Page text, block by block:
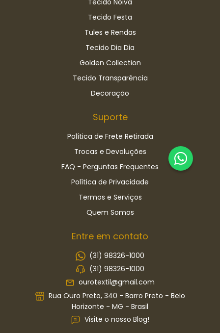
Tecido Festa
Tules e Rendas
Tecido Dia Dia
Golden Collection
Tecido Transparência
Decoração
Suporte
Política de Frete Retirada
Trocas e Devoluções
FAQ - Perguntas Frequentes
Política de Privacidade
Termos e Serviços
Quem Somos
Entre em contato
(31) 98326-1000
(31) 98326-1000
ourotextil@gmail.com
Rua Ouro Preto, 340 - Barro Preto - Belo
Horizonte - MG - Brasil
Visite o nosso Blog!